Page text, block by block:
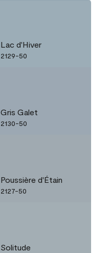
Lac d'Hiver
2129-50
Gris Galet
2130-50
Poussière d'Étain
2127-50
Solitude